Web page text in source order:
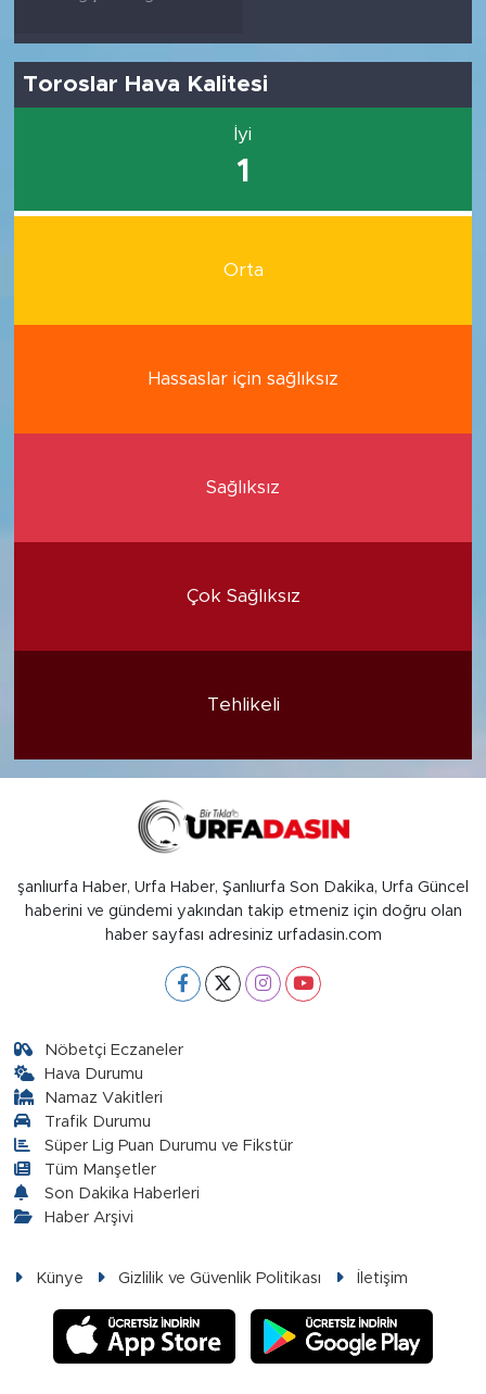
Toroslar Hava Kalitesi
İyi
1
Orta
Hassaslar için sağlıksız
Sağlıksız
Çok Sağlıksız
Tehlikeli
şanlıurfa Haber, Urfa Haber, Şanlıurfa Son Dakika, Urfa Güncel
haberini ve gündemi yakından takip etmeniz için doğru olan
haber sayfası adresiniz urfadasin.com
Nöbetçi Eczaneler
Hava Durumu
Namaz Vakitleri
Trafik Durumu
Süper Lig Puan Durumu ve Fikstür
Tüm Manşetler
Son Dakika Haberleri
Haber Arşivi
Künye Gizlilik ve Güvenlik Politikası İletişim